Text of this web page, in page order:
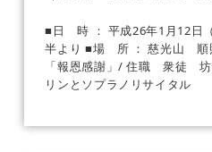
■日 時 ： 平成26年1月12日
半より ■場 所 ： 慈光山 順
「報恩感謝」/ 住職 衆徒 坊
リンとソプラノリ